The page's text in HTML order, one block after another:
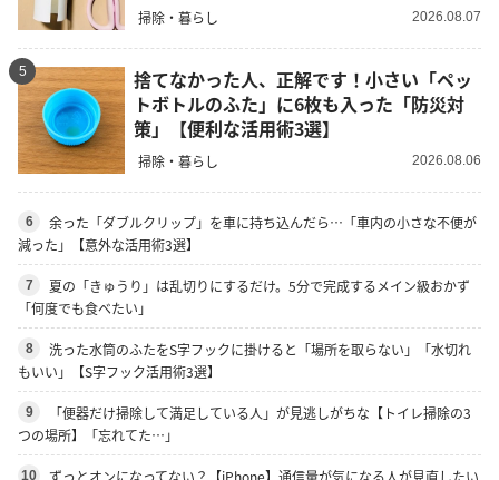
掃除・暮らし 2026.08.07
5
捨てなかった人、正解です！小さい「ペッ
トボトルのふた」に6枚も入った「防災対
策」【便利な活用術3選】
掃除・暮らし 2026.08.06
6
余った「ダブルクリップ」を車に持ち込んだら…「車内の小さな不便が
減った」【意外な活用術3選】
7
夏の「きゅうり」は乱切りにするだけ。5分で完成するメイン級おかず
「何度でも食べたい」
8
洗った水筒のふたをS字フックに掛けると「場所を取らない」「水切れ
もいい」【S字フック活用術3選】
9
「便器だけ掃除して満足している人」が見逃しがちな【トイレ掃除の3
つの場所】「忘れてた…」
10
ずっとオンになってない？【iPhone】通信量が気になる人が見直したい